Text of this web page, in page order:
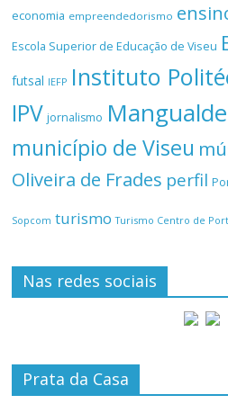
economia empreendedorismo
Escola Superior de Educação de Viseu
futsal IEFP Instituto
IPV jornalismo Mangualde
município de Viseu
Oliveira de Frades perfil
Sopcom turismo Turismo Centro de
Nas redes sociais
Prata da Casa